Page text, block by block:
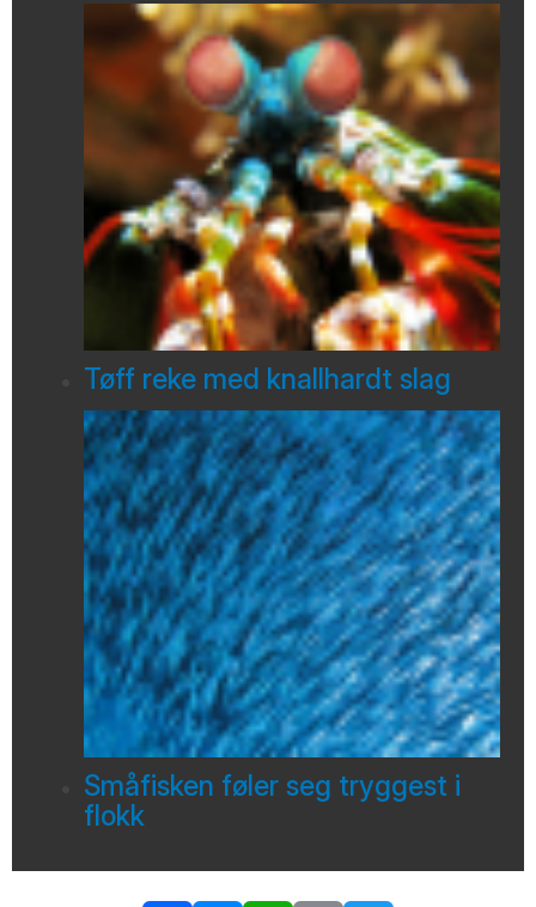
Tøff reke med knallhardt slag
Småfisken føler seg tryggest i
flokk